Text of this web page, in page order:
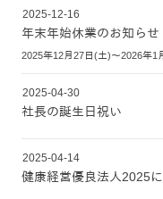
2025-12-16
年末年始休業のお知らせ
2025年12月27日(土)～2026年1
2025-04-30
社長の誕生日祝い
2025-04-14
健康経営優良法人2025